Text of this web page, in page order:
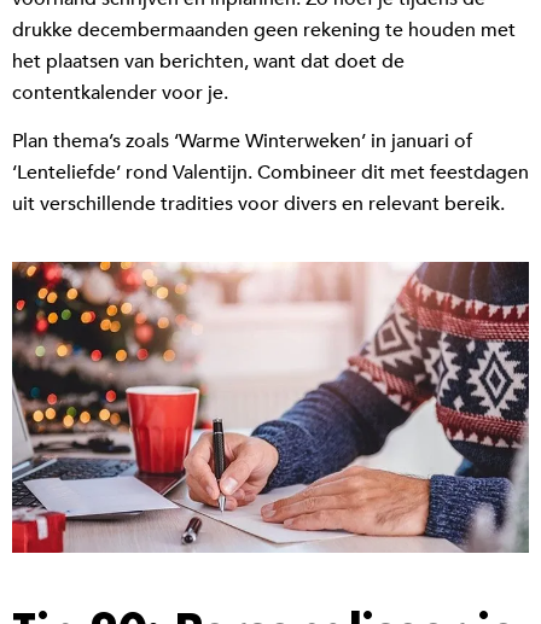
drukke decembermaanden geen rekening te houden met
het plaatsen van berichten, want dat doet de
contentkalender voor je.
Plan thema’s zoals ‘Warme Winterweken’ in januari of
‘Lenteliefde’ rond Valentijn. Combineer dit met feestdagen
uit verschillende tradities voor divers en relevant bereik.